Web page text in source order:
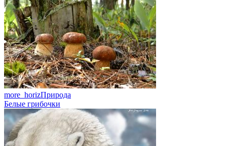
more_horizПрирода
Белые грибочки